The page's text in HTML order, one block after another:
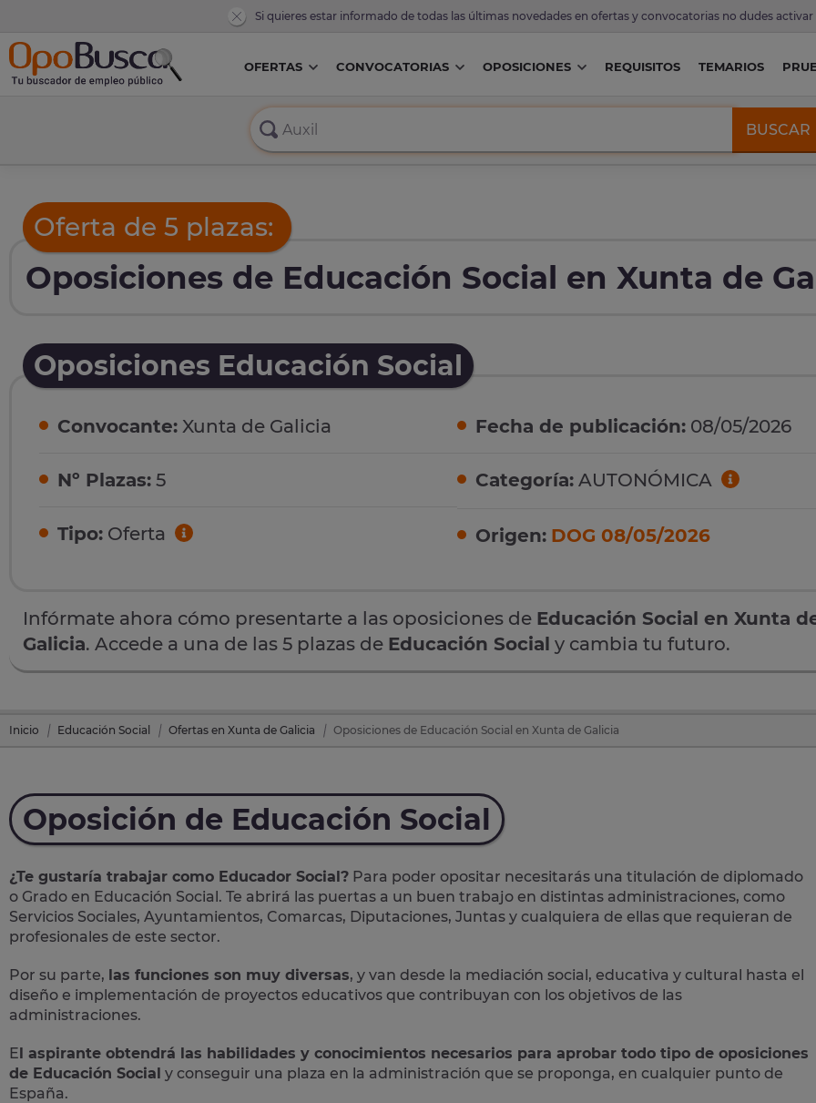
Si quieres estar informado de todas las últimas novedades en ofertas y convocatorias no dudes activar
OFERTAS CONVOCATORIAS OPOSICIONES REQUISITOS TEMARIOS
BUSCAR
Oferta de 5 plazas:
Oposiciones de Educación Social en Xunta de
Oposiciones Educación Social
Convocante: Xunta de Galicia
Nº Plazas: 5
Tipo: Oferta
Fecha de publicación: 08/05/2026
Categoría: AUTONÓMICA
Origen: DOG 08/05/2026
Infórmate ahora cómo presentarte a las oposiciones de Educación Social en Xunta
Galicia. Accede a una de las 5 plazas de Educación Social y cambia tu futuro.
Inicio Educación Social Ofertas en Xunta de Galicia Oposiciones de Educación Social en Xunta de Galicia
Oposición de Educación Social
¿Te gustaría trabajar como Educador Social? Para poder opositar necesitarás una titulación de diplomado
o Grado en Educación Social. Te abrirá las puertas a un buen trabajo en distintas administraciones, como
Servicios Sociales, Ayuntamientos, Comarcas, Diputaciones, Juntas y cualquiera de ellas que requieran de
profesionales de este sector.
Por su parte, las funciones son muy diversas, y van desde la mediación social, educativa y cultural hasta el
diseño e implementación de proyectos educativos que contribuyan con los objetivos de las
administraciones.
El aspirante obtendrá las habilidades y conocimientos necesarios para aprobar todo tipo de oposiciones
de Educación Social y conseguir una plaza en la administración que se proponga, en cualquier punto de
España.